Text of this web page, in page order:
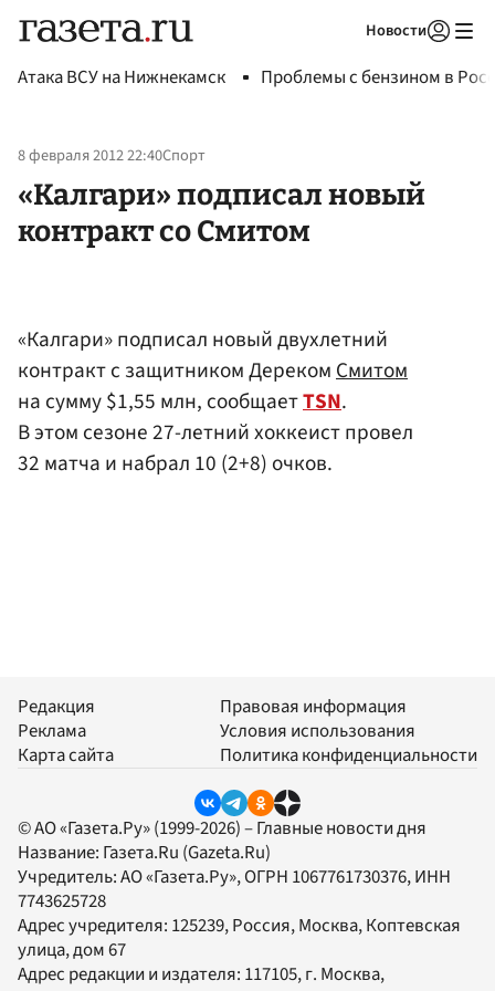
Новости
Атака ВСУ на Нижнекамск Проблемы с бензином в
8 февраля 2012 22:40Спорт
«Калгари» подписал новый
контракт со Смитом
«Калгари» подписал новый двухлетний
контракт с защитником ДерекомСмитом
на сумму $1,55 млн, сообщаетTSN.
В этом сезоне 27-летний хоккеист провел
32 матча и набрал 10 (2+8) очков.
Редакция
Реклама
Карта сайта
Правовая информация
Условия использования
Политика конфиденциальности
© АО «Газета.Ру» (1999-2026) – Главные новости дня
Название: Газета.Ru (Gazeta.Ru)
Учредитель:АО «Газета.Ру», ОГРН 1067761730376, ИНН
7743625728
Адрес учредителя: 125239, Россия, Москва, Коптевская
улица, дом 67
Адрес редакции и издателя: 117105, г. Москва,